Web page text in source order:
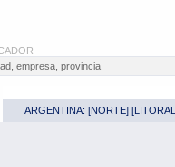
ARGENTINA: [NORTE] [LITORAL